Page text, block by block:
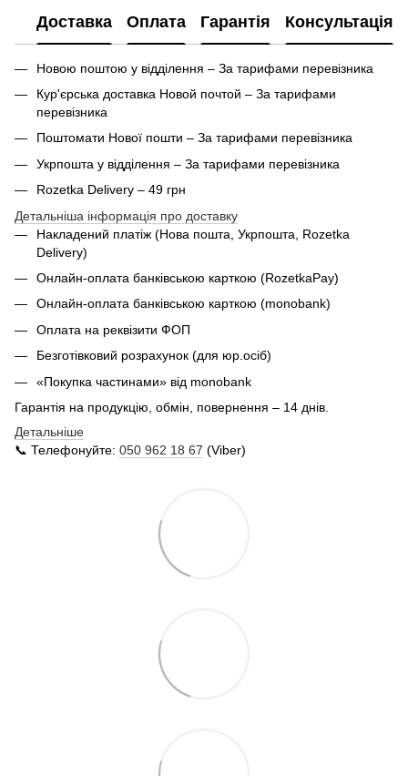
Доставка Оплата Гарантія Консультація
Новою поштою у відділення – За тарифами перевізника
Кур'єрська доставка Новой почтой – За тарифами
перевізника
Поштомати Нової пошти – За тарифами перевізника
Укрпошта у відділення – За тарифами перевізника
Rozetka Delivery – 49 грн
Детальніша інформація про доставку
Накладений платіж (Нова пошта, Укрпошта, Rozetka
Delivery)
Онлайн-оплата банківською карткою (RozetkaPay)
Онлайн-оплата банківською карткою (monobank)
Оплата на реквізити ФОП
Безготівковий розрахунок (для юр.осіб)
«Покупка частинами» від monobank
Гарантія на продукцію, обмін, повернення – 14 днів.
Детальніше
📞 Телефонуйте: 050 962 18 67 (Viber)